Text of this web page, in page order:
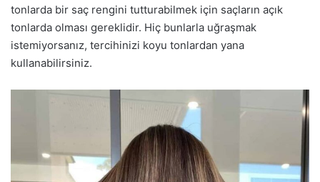
tonlarda bir saç rengini tutturabilmek için saçların açık
tonlarda olması gereklidir. Hiç bunlarla uğraşmak
istemiyorsanız, tercihinizi koyu tonlardan yana
kullanabilirsiniz.